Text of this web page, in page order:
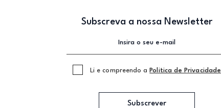
Subscreva a nossa Newsletter
Li e compreendo a Politica de Privacidade
Subscrever